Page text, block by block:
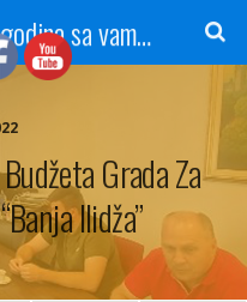
Radio Gradačac - 56 godina sa vama...
Grada Za
Ilidža”